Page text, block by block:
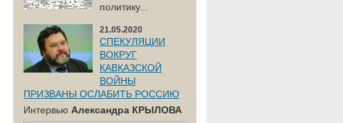
политику...
21.05.2020
СПЕКУЛЯЦИИ
ВОКРУГ
КАВКАЗСКОЙ
ВОЙНЫ
ПРИЗВАНЫ ОСЛАБИТЬ РОССИЮ
Интервью Александра КРЫЛОВА